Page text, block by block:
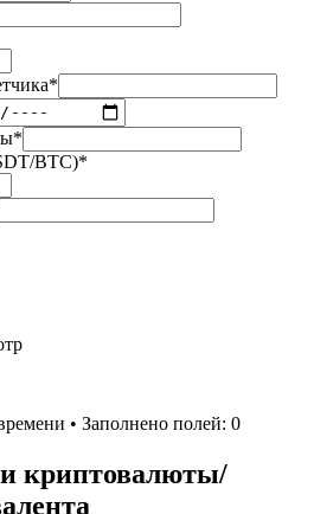
*
*
BTC)*
• Заполнено полей: 0
криптовалюты/